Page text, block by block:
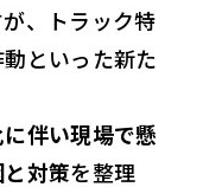
、トラック特
といった新た
伴い現場で懸
対策を整理